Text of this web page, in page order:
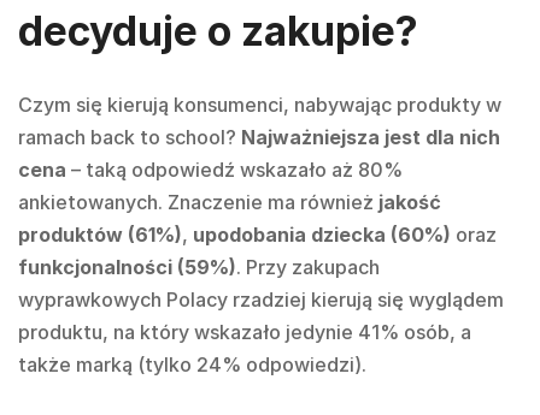
decyduje o zakupie?
Czym się kierują konsumenci, nabywając produkty w
ramach back to school? Najważniejsza jest dla nich
cena – taką odpowiedź wskazało aż 80%
ankietowanych. Znaczenie ma również jakość
produktów (61%), upodobania dziecka (60%) oraz
funkcjonalności (59%). Przy zakupach
wyprawkowych Polacy rzadziej kierują się wyglądem
produktu, na który wskazało jedynie 41% osób, a
także marką (tylko 24% odpowiedzi).